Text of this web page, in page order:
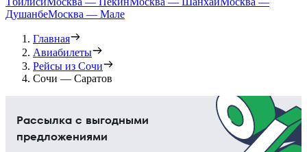
ДушанбеМосква — Мале
Главная
Авиабилеты
Рейсы из Сочи
Сочи — Саратов
Рассылка с выгодными
предложениями